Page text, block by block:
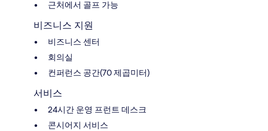
근처에서 골프 가능
비즈니스 지원
비즈니스 센터
회의실
컨퍼런스 공간(70 제곱미터)
서비스
24시간 운영 프런트 데스크
콘시어지 서비스